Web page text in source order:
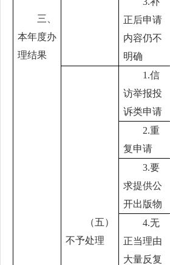
三、
本年度办
理结果
正后申请
内容仍不
明确
（五）
不予处理
1.信
访举报投
诉类申请
2.重
复申请
3.要
求提供公
开出版物
4.无
正当理由
大量反复